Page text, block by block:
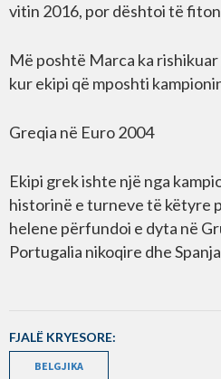
vitin 2016, por dështoi të
Më poshtë Marca ka
kur ekipi që mposhti
Greqia në Euro 2004
Ekipi grek ishte një nga
historinë e turneve të këtyre
helene përfundoi e dyta në
Portugalia nikoqire dhe
FJALË KRYESORE:
BELGJIKA